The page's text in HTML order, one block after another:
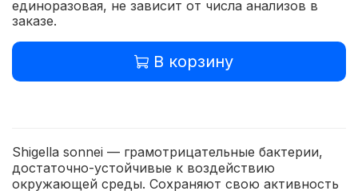
единоразовая, не зависит от числа анализов в
заказе.
В корзину
Shigella sonnei — грамотрицательные бактерии,
достаточно-устойчивые к воздействию
окружающей среды. Сохраняют свою активность